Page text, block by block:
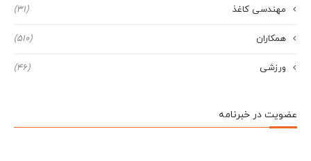
مهندسی کاغذ (31)
همکاران (510)
ورزشی (46)
عضویت در خبرنامه